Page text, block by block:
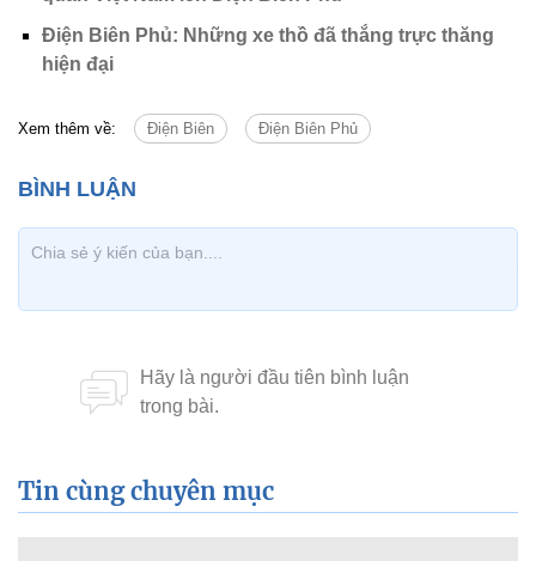
Điện Biên Phủ: Những xe thồ đã thắng trực thăng
hiện đại
Xem thêm về: Điện Biên Điện Biên Phủ
Tin cùng chuyên mục